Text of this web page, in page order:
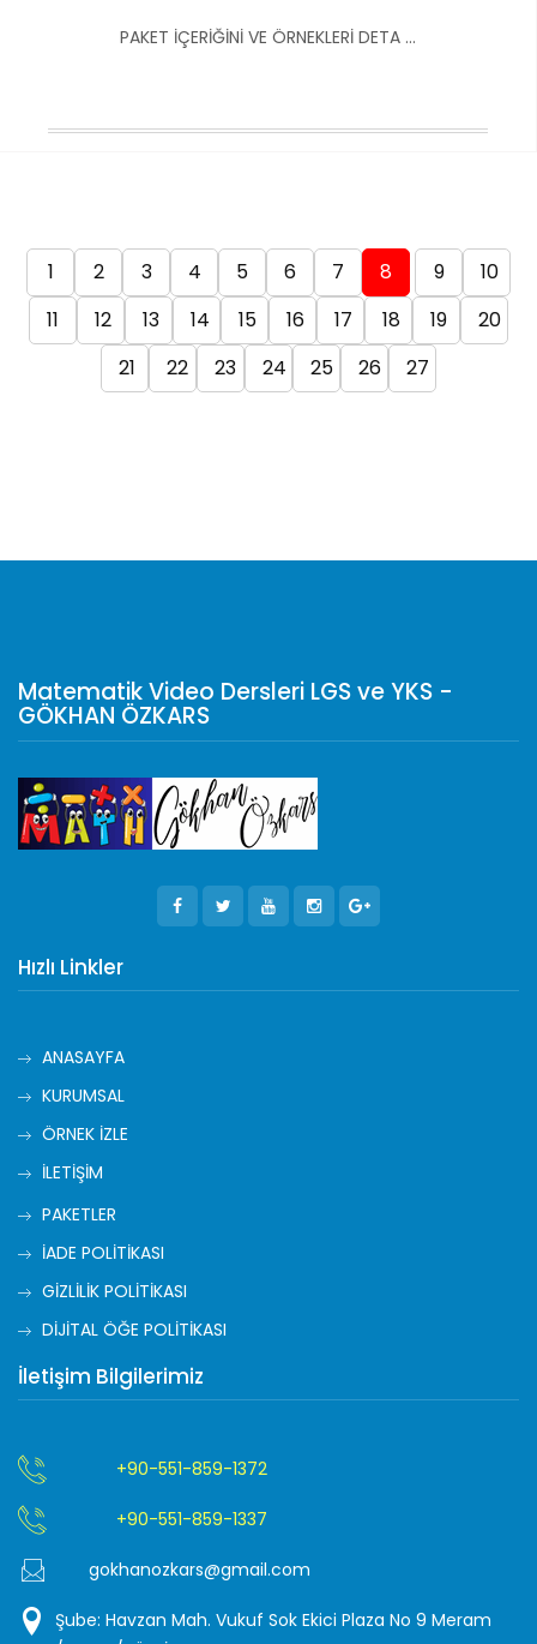
PAKET İÇERİĞİNİ VE ÖRNEKLERİ DETA ...
1 2 3 4 5 6 7 8 9
10
11
12 13 14 15 16 17 18 19
20
21
22 23 24 25 26 27
Matematik Video Dersleri LGS ve YKS -
GÖKHAN ÖZKARS
Hızlı Linkler
ANASAYFA
KURUMSAL
ÖRNEK İZLE
İLETİŞİM
PAKETLER
İADE POLİTİKASI
GİZLİLİK POLİTİKASI
DİJİTAL ÖĞE POLİTİKASI
İletişim Bilgilerimiz
+90-551-859-1372
+90-551-859-1337
gokhanozkars@gmail.com
Şube: Havzan Mah. Vukuf Sok Ekici Plaza No 9 Meram